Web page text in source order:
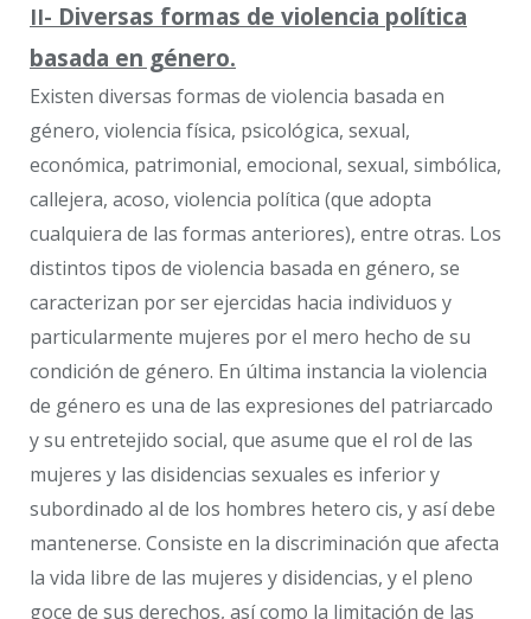
II- Diversas formas de violencia política
basada en género.
Existen diversas formas de violencia basada en
género, violencia física, psicológica, sexual,
económica, patrimonial, emocional, sexual, simbólica,
callejera, acoso, violencia política (que adopta
cualquiera de las formas anteriores), entre otras. Los
distintos tipos de violencia basada en género, se
caracterizan por ser ejercidas hacia individuos y
particularmente mujeres por el mero hecho de su
condición de género. En última instancia la violencia
de género es una de las expresiones del patriarcado
y su entretejido social, que asume que el rol de las
mujeres y las disidencias sexuales es inferior y
subordinado al de los hombres hetero cis, y así debe
mantenerse. Consiste en la discriminación que afecta
la vida libre de las mujeres y disidencias, y el pleno
goce de sus derechos, así como la limitación de las